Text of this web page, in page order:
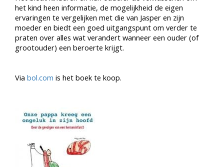
het kind heen informatie, de mogelijkheid de eigen
ervaringen te vergelijken met die van Jasper en zijn
moeder en biedt een goed uitgangspunt om verder te
praten over alles wat verandert wanneer een ouder (of
grootouder) een beroerte krijgt.
Via bol.com is het boek te koop.